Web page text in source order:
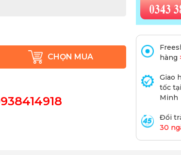
CHỌN MUA
hàng
Giao
tốc
Minh
Đổi
30